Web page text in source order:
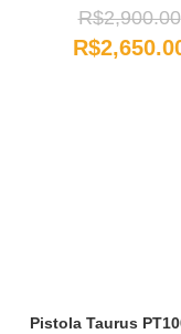
R$2,900.00
R$
Pistola Taurus